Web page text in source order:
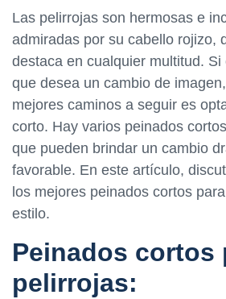
Las pelirrojas son hermosas e
admiradas por su cabello rojizo,
destaca en cualquier multitud.
que desea un cambio de
mejores caminos a seguir es
corto. Hay varios peinados
que pueden brindar un cambio
favorable. En este artículo,
los mejores peinados cortos
estilo.
Peinados cortos
pelirrojas: